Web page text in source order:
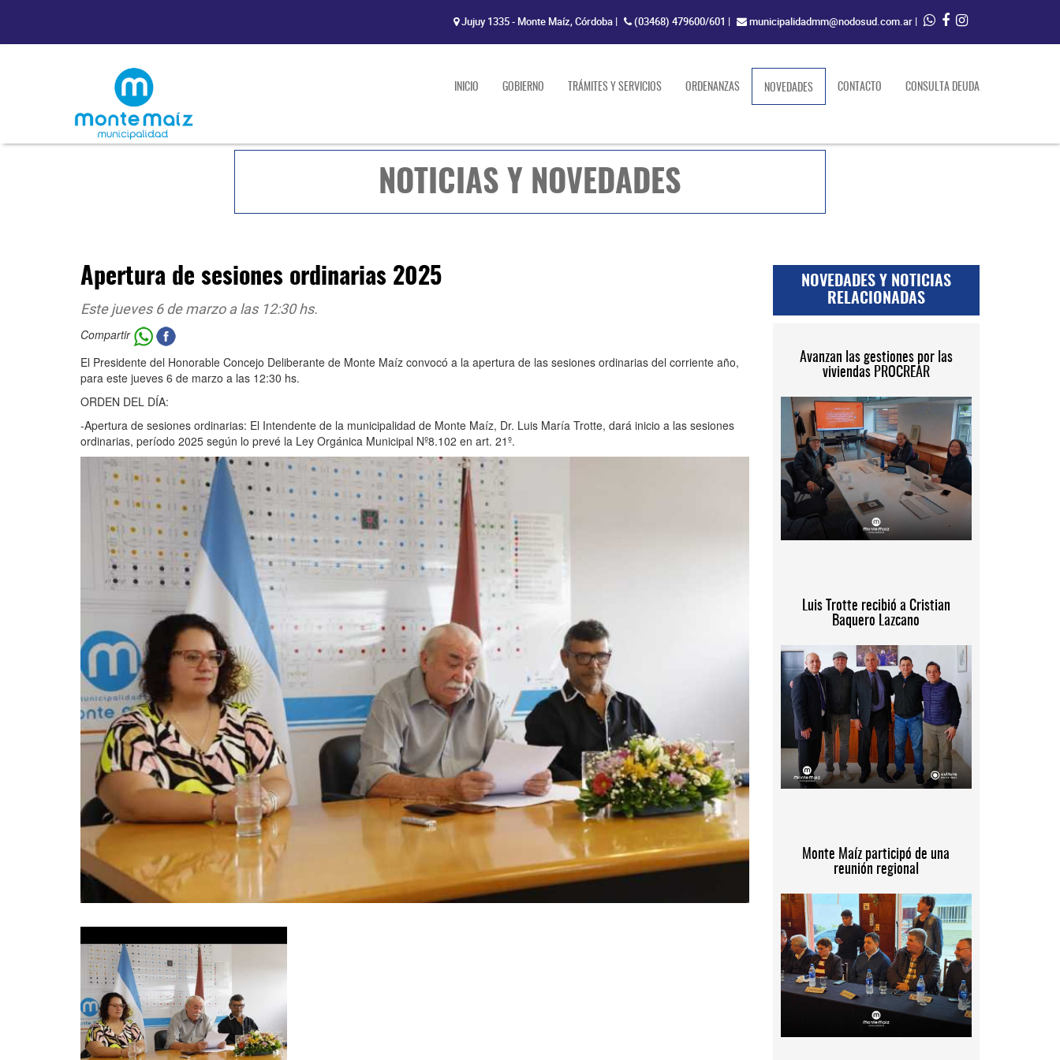
Jujuy 1335 - Monte Maíz, Córdoba | (03468) 479600/601 | municipalidadmm@nodosud.com.ar |
INICIO GOBIERNO TRÁMITES Y SERVICIOS ORDENANZAS NOVEDADES(current)CONTACTO CONSULTA DEUDA
NOTICIAS Y NOVEDADES
Apertura de sesiones ordinarias 2025
Este jueves 6 de marzo a las 12:30 hs.
Compartir
El Presidente del Honorable Concejo Deliberante de Monte Maíz convocó a la apertura de las sesiones ordinarias del corriente año,
para este jueves 6 de marzo a las 12:30 hs.
ORDEN DEL DÍA:
-Apertura de sesiones ordinarias: El Intendente de la municipalidad de Monte Maíz, Dr. Luis María Trotte, dará inicio a las sesiones
ordinarias, período 2025 según lo prevé la Ley Orgánica Municipal Nº8.102 en art. 21º.
NOVEDADES Y NOTICIAS
RELACIONADAS
Avanzan las gestiones por las
viviendas PROCREAR
Luis Trotte recibió a Cristian
Baquero Lazcano
Monte Maíz participó de una
reunión regional